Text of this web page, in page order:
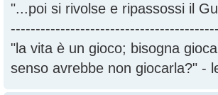
"...poi si rivolse e ripassossi il
"la vita è un gioco; bisogna
senso avrebbe non giocarla?" -